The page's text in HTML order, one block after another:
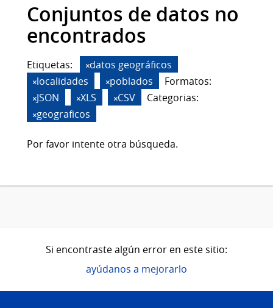
Conjuntos de datos no
encontrados
Etiquetas:
datos geográficos
localidades
poblados
Formatos:
JSON
XLS CSV
Categorias:
geograficos
Por favor intente otra búsqueda.
Si encontraste algún error en este sitio:
ayúdanos a mejorarlo